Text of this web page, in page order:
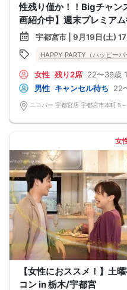
性残り僅か！！Bigチャン
画紹介中】週末プレミア
宇都宮市 | 9月19日(土)
HAPPY PARTY（ハッピーパ
女性 残り2席 22〜39歳
男性 キャンセル待ち 22
ニコバー 宇都宮店 宇都宮市本町５
女
【女性におススメ！】土
コン in 栃木/宇都宮